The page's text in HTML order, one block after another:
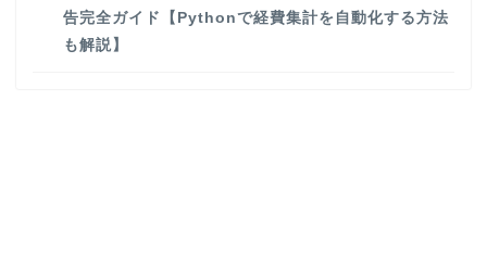
告完全ガイド【Pythonで経費集計を自動化する方法
も解説】